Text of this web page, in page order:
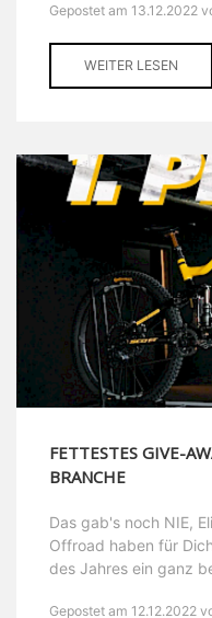
Gepostet am 13.12.2022
WEITER LESEN
FETTESTES GIVE-
BRANCHE
Das gab's noch NIE,
Offroad haben für
des Jahres ein ganz
Gepostet am 12.12.2022